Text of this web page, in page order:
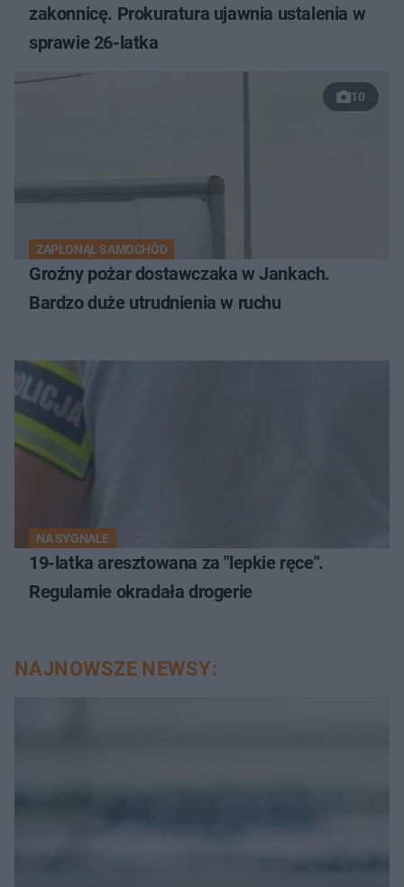
zakonnicę. Prokuratura ujawnia ustalenia w
sprawie 26-latka
10
ZAPŁONĄŁ SAMOCHÓD
Groźny pożar dostawczaka w Jankach.
Bardzo duże utrudnienia w ruchu
NA SYGNALE
19-latka aresztowana za "lepkie ręce".
Regularnie okradała drogerie
NAJNOWSZE NEWSY: